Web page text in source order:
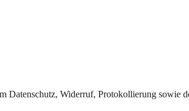
Datenschutz, Widerruf, Protokollierung sowie